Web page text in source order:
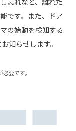
です。また、ドア
の始動を検知する
知らせします。
要です。